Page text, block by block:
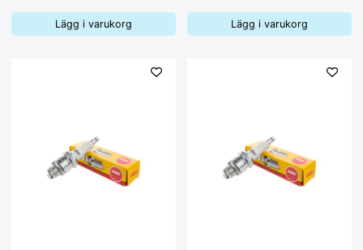
Lägg i varukorg Lägg i varukorg